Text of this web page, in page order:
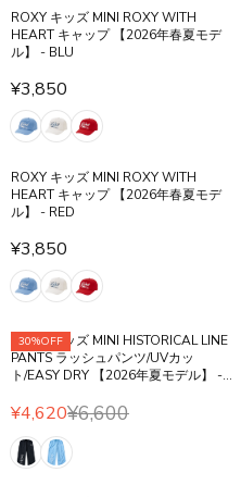
N
O
O
N
S
L
E
F
O
¥
3
,
0
8
E
¥
4
,
4
0
0
N
O
O
N
S
L
E
F
O
R
¥
3
L
A
P
I
E
¥
5
,
0
0
,
N
O
O
N
S
ROXY キッズ MINI ROXY WITH
HEART キャップ 【2026年春夏モデ
ル】 - BLU
R
E
G
L
A
P
I
E
¥
3
,
8
5
0
¥3,850
ROXY キッズ MINI ROXY WITH
HEART キャップ 【2026年春夏モデ
ル】 - RED
R
E
G
A
P
I
¥3,850
30%OFF
ROXY キッズ MINI HISTORICAL LINE
PANTS ラッシュパンツ/UVカッ
ト/EASY DRY 【2026年夏モデル】 -
R
E
G
¥4,620¥6,600